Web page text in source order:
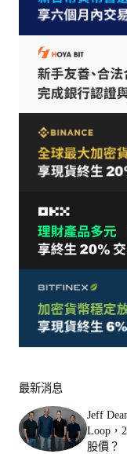
最新消息
Jeff
Loop，
股價？